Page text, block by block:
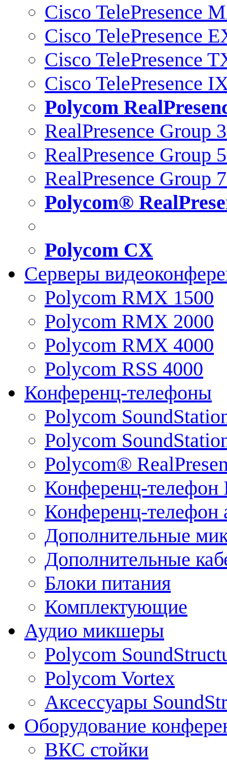
Cisco TelePresence
Cisco TelePresence
Cisco TelePresence
Cisco TelePresence
Polycom
RealPresence Group
RealPresence Group
RealPresence Group
Polycom®
Polycom CX
Серверы
Polycom RMX 1500
Polycom RMX 2000
Polycom RMX 4000
Polycom RSS 4000
Конференц-телефоны
Polycom
Polycom
Polycom®
Конференц-телефон
Конференц-телефон
Дополнительные
Дополнительные
Блоки питания
Комплектующие
Аудио микшеры
Polycom
Polycom Vortex
Аксессуары
Оборудование
ВКС стойки